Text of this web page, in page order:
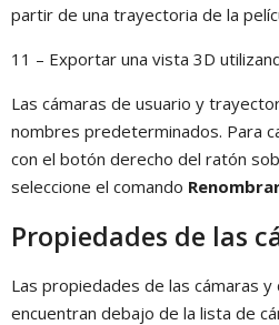
partir de una trayectoria de la
11 – Exportar una vista 3D
Las cámaras de usuario y
nombres predeterminados. Para
con el botón derecho del ratón
seleccione el comando
Propiedades de las
Las propiedades de las cámaras
encuentran debajo de la lista de